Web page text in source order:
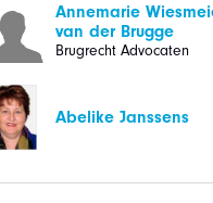
Annemarie
van der Brugge
Brugrecht Advocaten
Abelike Janssens